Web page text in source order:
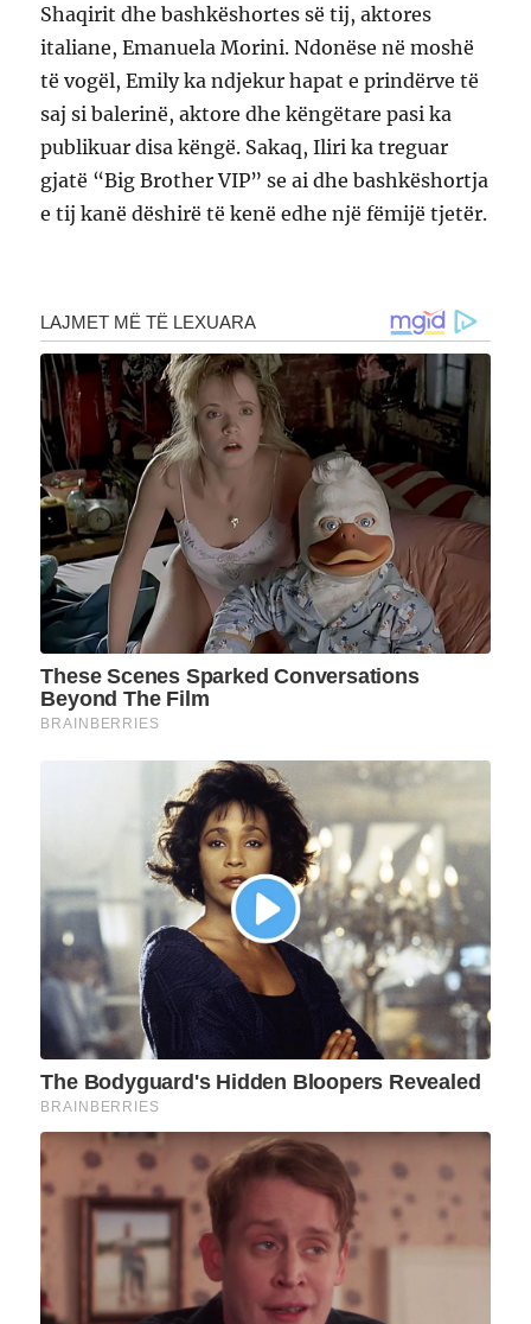
Shaqirit dhe bashkëshortes së tij, aktores
italiane, Emanuela Morini. Ndonëse në moshë
të vogël, Emily ka ndjekur hapat e prindërve të
saj si balerinë, aktore dhe këngëtare pasi ka
publikuar disa këngë. Sakaq, Iliri ka treguar
gjatë “Big Brother VIP” se ai dhe bashkëshortja
e tij kanë dëshirë të kenë edhe një fëmijë tjetër.